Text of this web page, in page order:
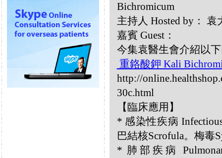
Bichromicum
主持人 Hosted by：
嘉賓 Guest：
今集袁醫生會介紹以
重鉻酸鉀 Kali
http://
30c.html
【臨床應用】
* 感染性疾病
巴結核Scrofula。梅毒
* 肺部疾病